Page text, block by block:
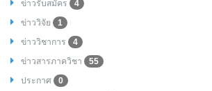
ข่าวรับสมัคร
4
ข่าววิจัย
1
ข่าววิชาการ
4
ข่าวสารภาควิชา
55
ประกาศ
0